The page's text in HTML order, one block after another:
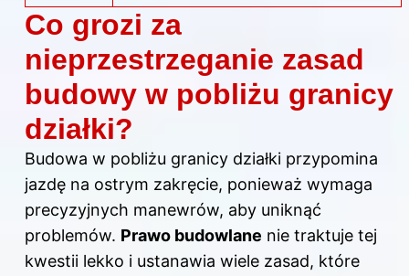
Co grozi za
nieprzestrzeganie zasad
budowy w pobliżu granicy
działki?
Budowa w pobliżu granicy działki przypomina
jazdę na ostrym zakręcie, ponieważ wymaga
precyzyjnych manewrów, aby uniknąć
problemów. Prawo budowlane nie traktuje tej
kwestii lekko i ustanawia wiele zasad, które